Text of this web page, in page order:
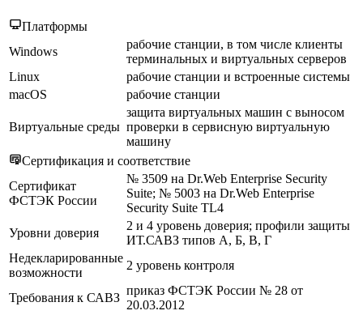
Платформы
Windows
рабочие станции, в том числе клиенты
терминальных и виртуальных серверов
Linux
рабочие станции и встроенные системы
macOS
рабочие станции
Виртуальные среды
защита виртуальных машин с выносом
проверки в сервисную виртуальную
машину
Сертификация и соответствие
Сертификат
ФСТЭК России
№ 3509 на Dr.Web Enterprise Security
Suite; № 5003 на Dr.Web Enterprise
Security Suite TL4
Уровни доверия
2 и 4 уровень доверия; профили защиты
ИТ.САВЗ типов А, Б, В, Г
Недекларированные
возможности
2 уровень контроля
Требования к САВЗ
приказ ФСТЭК России № 28 от
20.03.2012